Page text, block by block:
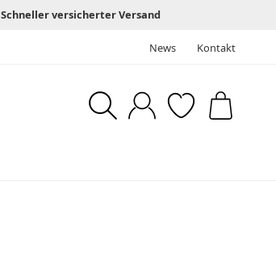
Schneller versicherter Versand
News Kontakt